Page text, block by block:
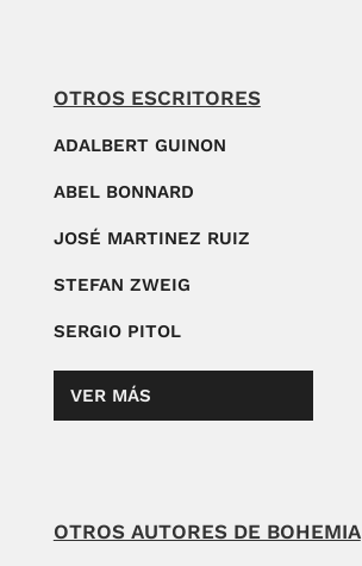
OTROS ESCRITORES
ADALBERT GUINON
ABEL BONNARD
JOSÉ MARTINEZ RUIZ
STEFAN ZWEIG
SERGIO PITOL
VER MÁS
OTROS AUTORES DE BOHEMIA